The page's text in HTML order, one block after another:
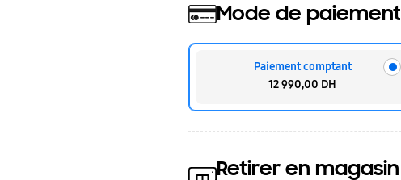
Mode de paiement
Paiement comptant
12 990,00 DH
Retirer en magasin